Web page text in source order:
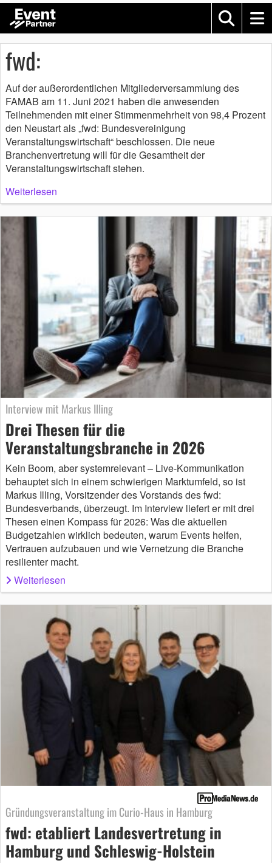
fwd:
Auf der außerordentlichen Mitgliederversammlung des
FAMAB am 11. Juni 2021 haben die anwesenden
Teilnehmenden mit einer Stimmenmehrheit von 98,4 Prozent
den Neustart als „fwd: Bundesvereinigung
Veranstaltungswirtschaft“ beschlossen. Die neue
Branchenvertretung will für die Gesamtheit der
Veranstaltungswirtschaft stehen.
Weiterlesen
Interview mit Markus Illing
Drei Thesen für die
Veranstaltungsbranche in 2026
Kein Boom, aber systemrelevant – Live-Kommunikation
behauptet sich in einem schwierigen Marktumfeld, so ist
Markus Illing, Vorsitzender des Vorstands des fwd:
Bundesverbands, überzeugt. Im Interview liefert er mit drei
Thesen einen Kompass für 2026: Was die aktuellen
Budgetzahlen wirklich bedeuten, warum Events helfen,
Vertrauen aufzubauen und wie Vernetzung die Branche
resilienter macht.
Weiterlesen
Gründungsveranstaltung im Curio-Haus in Hamburg
fwd: etabliert Landesvertretung in
Hamburg und Schleswig-Holstein